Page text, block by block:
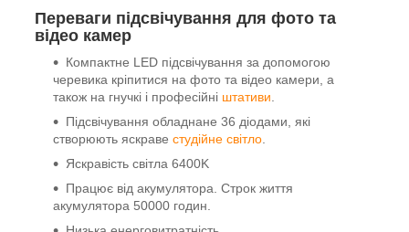
Переваги підсвічування для фото та
відео камер
Компактне LED підсвічування за допомогою
черевика кріпитися на фото та відео камери, а
також на гнучкі і професійні штативи.
Підсвічування обладнане 36 діодами, які
створюють яскраве студійне світло.
Яскравість світла 6400K
Працює від акумулятора. Строк життя
акумулятора 50000 годин.